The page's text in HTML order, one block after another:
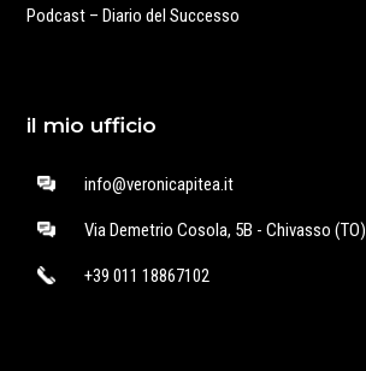
Podcast – Diario del Successo
il mio ufficio
info@veronicapitea.it
Via Demetrio Cosola, 5B - Chivasso (TO)
+39 011 18867102